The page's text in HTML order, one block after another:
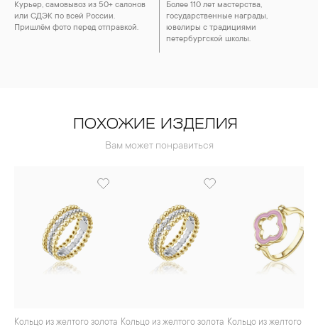
Курьер, самовывоз из 50+ салонов
или СДЭК по всей России.
Пришлём фото перед отправкой.
Более 110 лет мастерства,
государственные награды,
ювелиры с традициями
петербургской школы.
ПОХОЖИЕ ИЗДЕЛИЯ
Вам может понравиться
Кольцо из желтого золота
Кольцо из желтого золота
Кольцо из желтого золота